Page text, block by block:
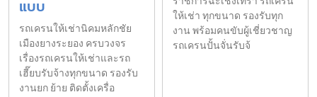
แบบ
รถเครนให้เช่านิคมหลักชัย
เมืองยางระยอง ครบวงจร
เรื่องรถเครนให้เช่าและรถ
เฮี๊ยบรับจ้างทุกขนาด รองรับ
งานยก ย้าย ติดตั้งเครื่อ
ให้เช่า ทุกขนาด รองรับทุก
งาน พร้อมคนขับผู้เชี่ยวชาญ
รถเครนปั้นจั่นรับจ้